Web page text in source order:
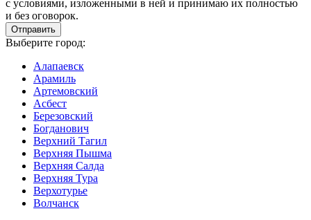
с условиями, изложенными в ней и принимаю их полностью
и без оговорок.
Выберите город:
Алапаевск
Арамиль
Артемовский
Асбест
Березовский
Богданович
Верхний Тагил
Верхняя Пышма
Верхняя Салда
Верхняя Тура
Верхотурье
Волчанск